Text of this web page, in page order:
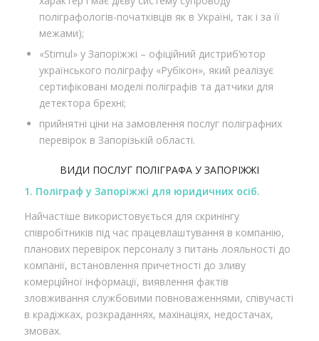
поліграфологів-початківців як в Україні, так і за її
межами);
«Stimul» у Запоріжжі – офіційний дистриб’ютор
українського поліграфу «Рубікон», який реалізує
сертифіковані моделі поліграфів та датчики для
детектора брехні;
прийнятні ціни на замовлення послуг поліграфних
перевірок в Запорізькій області.
ВИДИ ПОСЛУГ ПОЛІГРАФА У ЗАПОРІЖЖІ
1. Поліграф у Запоріжжі для юридичних осіб.
Найчастіше використовується для скринінгу
співробітників під час працевлаштування в компанію,
планових перевірок персоналу з питань лояльності до
компанії, встановлення причетності до зливу
комерційної інформації, виявлення фактів
зловживання службовими повноваженнями, співучасті
в крадіжках, розкраданнях, махінаціях, недостачах,
змовах.